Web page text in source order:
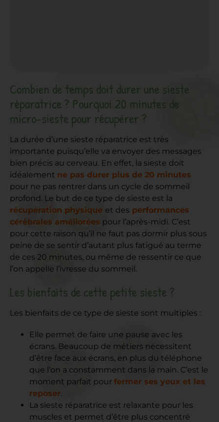
Combien de temps doit durer une sieste
réparatrice ? Pourquoi 20 minutes de
micro-sieste pour récupérer ?
La durée d’une sieste réparatrice est très
importante puisqu’elle va envoyer des messages
bien précis au cerveau. En effet, la sieste doit
idéalement ne pas durer plus de 20 minutes
pour ne pas rentrer dans un cycle de sommeil
profond. Le but de ce type de sieste est la
récupération physique et des performances
cérébrales améliorées pour l’après-midi. C’est
pour cette raison qu’il ne faut pas dormir plus sous
peine de se sentir d’autant plus fatigué au terme
de ces 20 minutes, ou même de ressentir ce que
l’on appelle l’ivresse du sommeil.
Les bienfaits de cette petite sieste ?
Les bienfaits de ce type de sieste sont multiples :
Elle permet de faire une pause avec les
écrans. Beaucoup de métiers nécessitent
d’être face aux écrans, en plus du téléphone
que l’on a constamment dans la main. C’est le
moment parfait pour fermer ses yeux et les
reposer.
La sieste réparatrice est relaxante pour les
muscles et permet d’être plus concentré